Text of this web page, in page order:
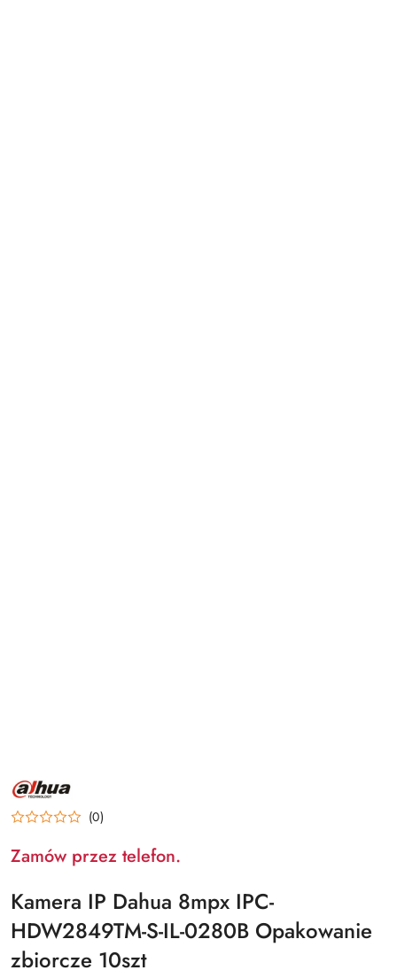
NAZWA
PRODUCENTA:
DAHUA
(0)
Zamów przez telefon.
Kamera IP Dahua 8mpx IPC-
HDW2849TM-S-IL-0280B Opakowanie
zbiorcze 10szt